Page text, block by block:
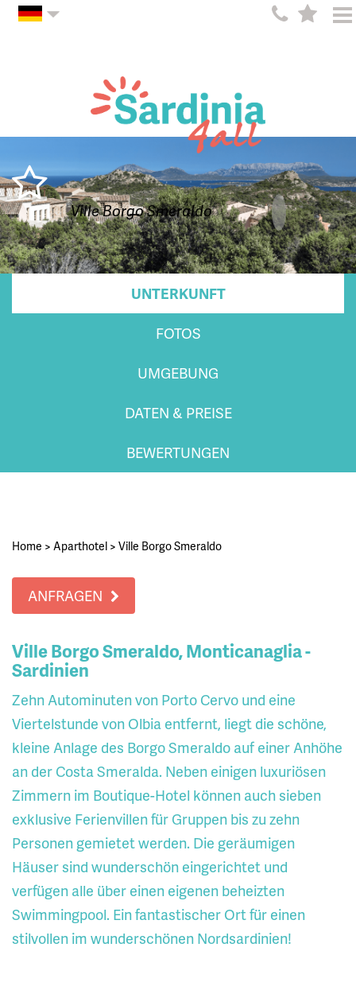
Ville Borgo Smeraldo
UNTERKUNFT
FOTOS
UMGEBUNG
DATEN & PREISE
BEWERTUNGEN
Home > Aparthotel > Ville Borgo Smeraldo
ANFRAGEN
Ville Borgo Smeraldo, Monticanaglia -
Sardinien
Zehn Autominuten von Porto Cervo und eine
Viertelstunde von Olbia entfernt, liegt die schöne,
kleine Anlage des Borgo Smeraldo auf einer Anhöhe
an der Costa Smeralda. Neben einigen luxuriösen
Zimmern im Boutique-Hotel können auch sieben
exklusive Ferienvillen für Gruppen bis zu zehn
Personen gemietet werden. Die geräumigen
Häuser sind wunderschön eingerichtet und
verfügen alle über einen eigenen beheizten
Swimmingpool. Ein fantastischer Ort für einen
stilvollen im wunderschönen Nordsardinien!